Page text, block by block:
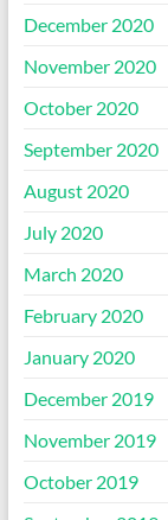
December 2020
November 2020
October 2020
September 2020
August 2020
July 2020
March 2020
February 2020
January 2020
December 2019
November 2019
October 2019